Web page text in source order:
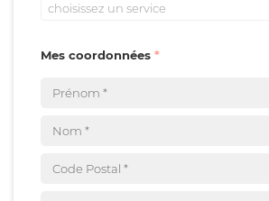
choisissez un service
Mes coordonnées